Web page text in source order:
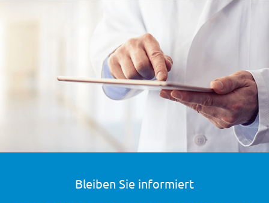
Bleiben Sie informiert